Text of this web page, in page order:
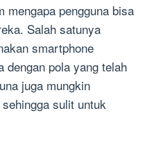
mengapa pengguna bisa
Salah satunya
smartphone
dengan pola yang telah
juga mungkin
sulit untuk